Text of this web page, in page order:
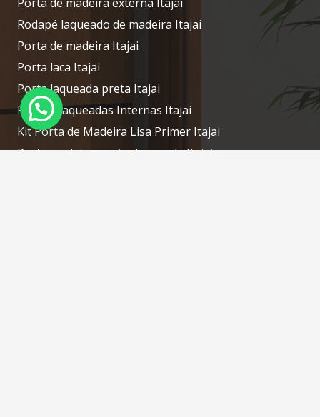
Rodapé laqueado de madeira Itajai
Porta de madeira Itajai
Porta laca Itajai
Porta laqueada preta Itajai
Portas Laqueadas Internas Itajai
Kit Porta de Madeira Lisa Primer Itajai
Porta madeira maciça laqueada Itajai